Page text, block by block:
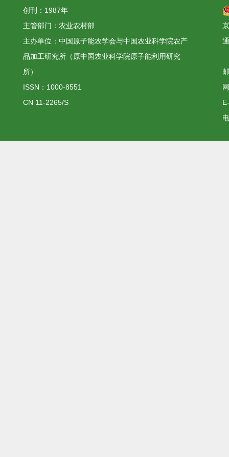
创刊：1987年
主管部门：农业农村部
主办单位：中国原子能农学会与中国农业科学院农产
品加工研究所（原中国农业科学院原子能利用研究
所）
ISSN：1000-8551
CN 11-2265/S